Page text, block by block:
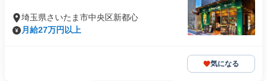
埼玉県さいたま市中央区新都心
月給27万円以上
気になる